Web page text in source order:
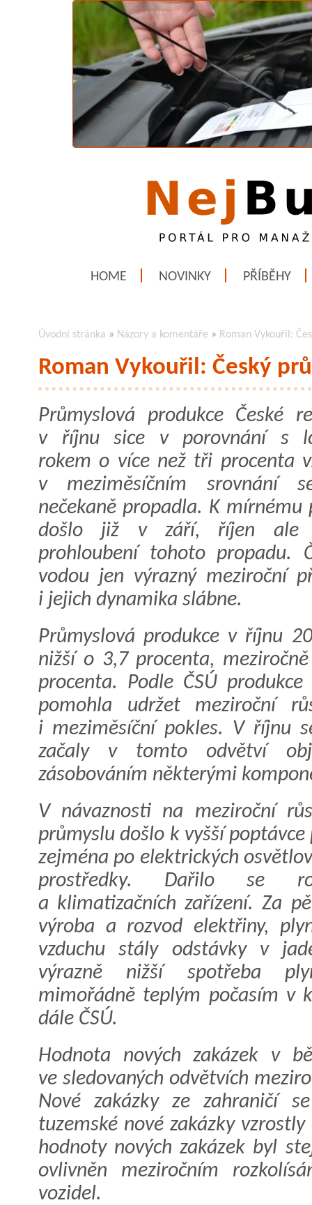
HOME NOVINKY PŘÍBĚHY
Úvodní stránka » Názory a komentáře » Roman Vykouřil:
Roman Vykouřil: Český
Průmyslová produkce České
v říjnu sice v porovnání s
rokem o více než tři procenta
v meziměsíčním srovnání
nečekaně propadla. K mírnému
došlo již v září, říjen ale
prohloubení tohoto propadu.
vodou jen výrazný meziroční
i jejich dynamika slábne.
Průmyslová produkce v říjnu
nižší o 3,7 procenta,
procenta. Podle ČSÚ
pomohla udržet meziroční
i meziměsíční pokles. V říjnu
začaly v tomto odvětví
zásobováním některými
V návaznosti na meziroční
průmyslu došlo k vyšší
zejména po elektrických
prostředky. Dařilo se
a klimatizačních zařízení. Za
výroba a rozvod elektřiny,
vzduchu stály odstávky v
výrazně nižší spotřeba
mimořádně teplým počasím v
dále ČSÚ.
Hodnota nových zakázek v
ve sledovaných odvětvích
Nové zakázky ze zahraničí
tuzemské nové zakázky
hodnoty nových zakázek byl
ovlivněn meziročním
vozidel.